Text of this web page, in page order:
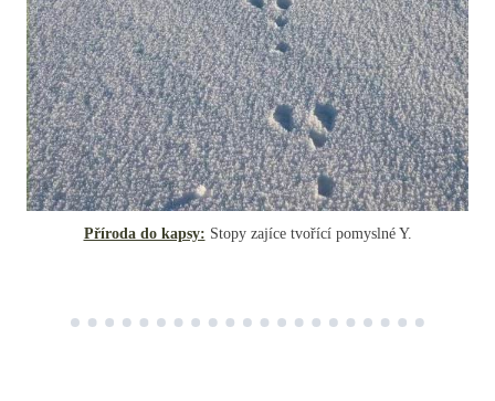
Příroda do kapsy: Stopy zajíce tvořící pomyslné Y.